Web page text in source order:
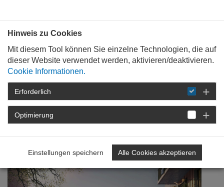
STARTSEITE
DETAIL
Auf gute Nachbarschaft
Hinweis zu Cookies
Mit diesem Tool können Sie einzelne Technologien, die auf
dieser Website verwendet werden, aktivieren/deaktivieren.
Cookie Informationen.
Erforderlich
Optimierung
Einstellungen speichern Alle Cookies akzeptieren